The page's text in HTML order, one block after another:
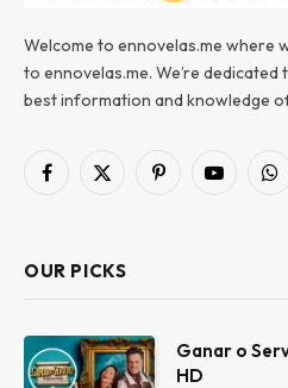
Welcome to ennovelas.me where
to ennovelas.me. We’re
best information and knowledge
Facebook
X
PinterestYouTube
OUR PICKS
Ganar o
HD